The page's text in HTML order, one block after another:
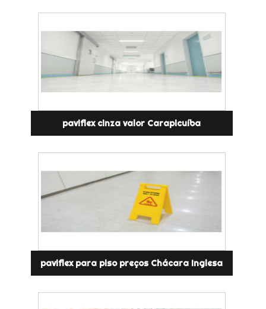
paviflex cinza valor Carapicuíba
paviflex para piso preços Chácara Inglesa